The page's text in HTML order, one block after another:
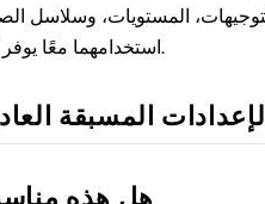
المستويات، وسلاسل
استخدامهما معًا يوفر أسرع وأكمل النتائج.
المسبقة
هل هذه